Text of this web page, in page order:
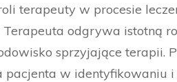
terapeuty w procesie
odgrywa istotną
sprzyjające terapii.
pacjenta w identyfikowaniu